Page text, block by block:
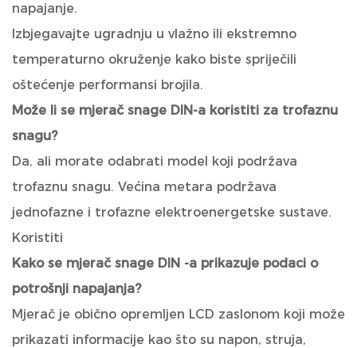
napajanje.
Izbjegavajte ugradnju u vlažno ili ekstremno
temperaturno okruženje kako biste spriječili
oštećenje performansi brojila.
Može li se mjerač snage DIN-a koristiti za trofaznu
snagu?
Da, ali morate odabrati model koji podržava
trofaznu snagu. Većina metara podržava
jednofazne i trofazne elektroenergetske sustave.
Koristiti
Kako se mjerač snage DIN -a prikazuje podaci o
potrošnji napajanja?
Mjerač je obično opremljen LCD zaslonom koji može
prikazati informacije kao što su napon, struja,